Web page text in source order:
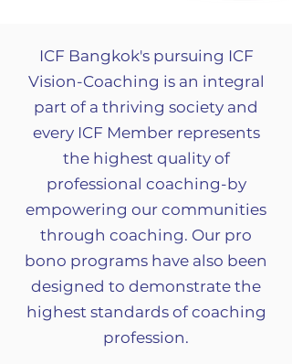
ICF Bangkok's pursuing ICF
Vision-Coaching is an integral
part of a thriving society and
every ICF Member represents
the highest quality of
professional coaching-by
empowering our communities
through coaching. Our pro
bono programs have also been
designed to demonstrate the
highest standards of coaching
profession.